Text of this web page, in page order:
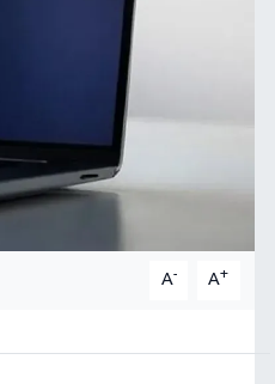
A- A+